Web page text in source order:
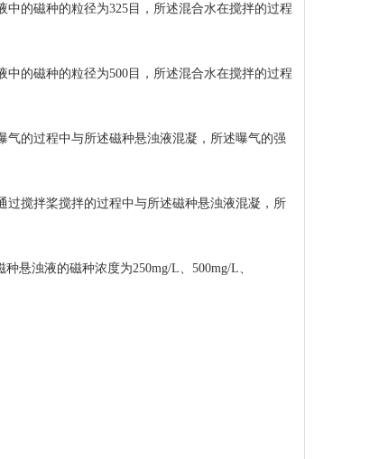
的磁种的粒径为325目，所述混合水在搅拌的过程
的磁种的粒径为500目，所述混合水在搅拌的过程
的过程中与所述磁种悬浊液混凝，所述曝气的强
搅拌桨搅拌的过程中与所述磁种悬浊液混凝，所
浊液的磁种浓度为250mg/L、500mg/L、